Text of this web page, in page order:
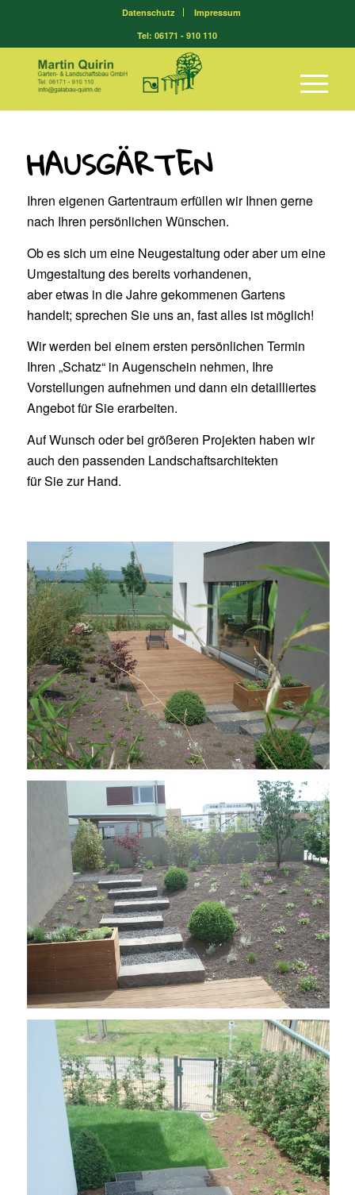
Datenschutz
Impressum
Tel: 06171 - 910 110
HAUSGÄRTEN
Ihren eigenen Gartentraum erfüllen wir Ihnen gerne
nach Ihren persönlichen Wünschen.
Ob es sich um eine Neugestaltung oder aber um eine
Umgestaltung des bereits vorhandenen,
aber etwas in die Jahre gekommenen Gartens
handelt; sprechen Sie uns an, fast alles ist möglich!
Wir werden bei einem ersten persönlichen Termin
Ihren „Schatz“ in Augenschein nehmen, Ihre
Vorstellungen aufnehmen und dann ein detailliertes
Angebot für Sie erarbeiten.
Auf Wunsch oder bei größeren Projekten haben wir
auch den passenden Landschaftsarchitekten
für Sie zur Hand.